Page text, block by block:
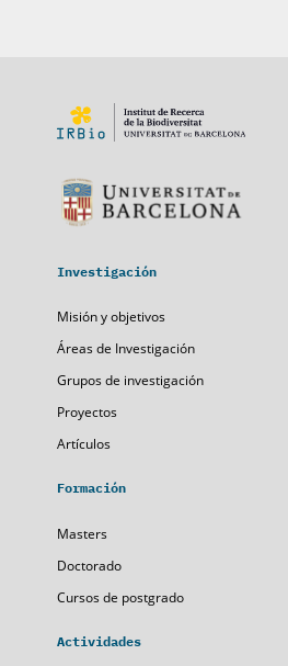
Investigación
Misión y objetivos
Áreas de Investigación
Grupos de investigación
Proyectos
Artículos
Formación
Masters
Doctorado
Cursos de postgrado
Actividades